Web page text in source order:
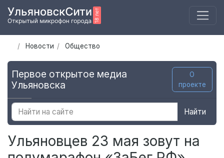
Новости Общество
Первое открытое медиа
Ульяновска
О
проекте
Найти
Ульяновцев 23 мая зовут на